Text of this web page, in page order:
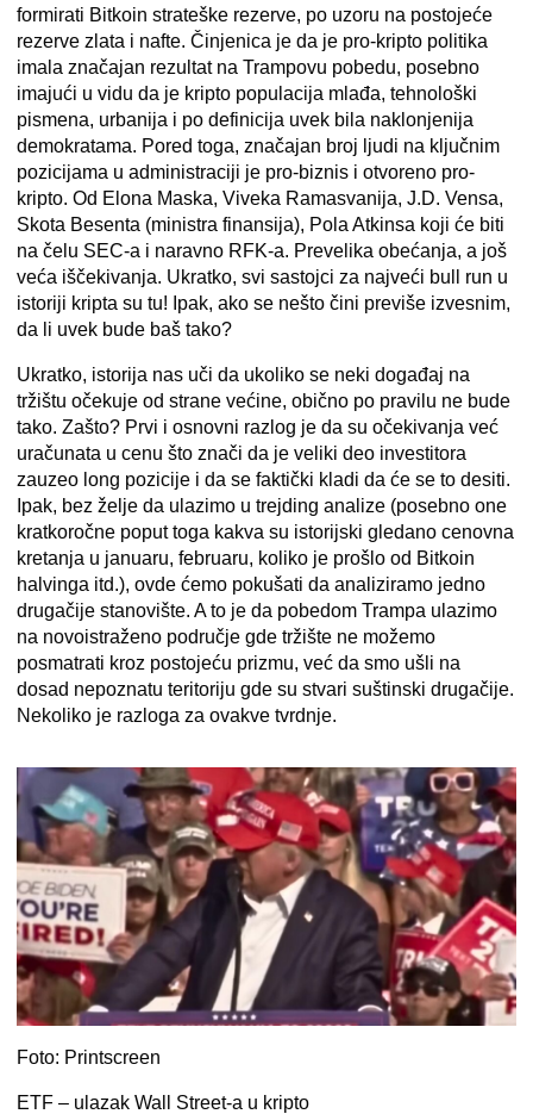
formirati Bitkoin strateške rezerve, po uzoru na postojeće
rezerve zlata i nafte. Činjenica je da je pro-kripto politika
imala značajan rezultat na Trampovu pobedu, posebno
imajući u vidu da je kripto populacija mlađa, tehnološki
pismena, urbanija i po definicija uvek bila naklonjenija
demokratama. Pored toga, značajan broj ljudi na ključnim
pozicijama u administraciji je pro-biznis i otvoreno pro-
kripto. Od Elona Maska, Viveka Ramasvanija, J.D. Vensa,
Skota Besenta (ministra finansija), Pola Atkinsa koji će biti
na čelu SEC-a i naravno RFK-a. Prevelika obećanja, a još
veća iščekivanja. Ukratko, svi sastojci za najveći bull run u
istoriji kripta su tu! Ipak, ako se nešto čini previše izvesnim,
da li uvek bude baš tako?
Ukratko, istorija nas uči da ukoliko se neki događaj na
tržištu očekuje od strane većine, obično po pravilu ne bude
tako. Zašto? Prvi i osnovni razlog je da su očekivanja već
uračunata u cenu što znači da je veliki deo investitora
zauzeo long pozicije i da se faktički kladi da će se to desiti.
Ipak, bez želje da ulazimo u trejding analize (posebno one
kratkoročne poput toga kakva su istorijski gledano cenovna
kretanja u januaru, februaru, koliko je prošlo od Bitkoin
halvinga itd.), ovde ćemo pokušati da analiziramo jedno
drugačije stanovište. A to je da pobedom Trampa ulazimo
na novoistraženo područje gde tržište ne možemo
posmatrati kroz postojeću prizmu, već da smo ušli na
dosad nepoznatu teritoriju gde su stvari suštinski drugačije.
Nekoliko je razloga za ovakve tvrdnje.
Foto: Printscreen
ETF – ulazak Wall Street-a u kripto